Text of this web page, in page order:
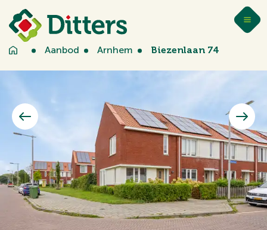
Aanbod Arnhem Biezenlaan 74